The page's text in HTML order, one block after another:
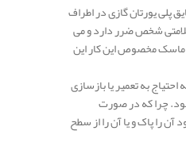
پلی یورتان گازی در اطراف
شخص ضرر دارد و می
مخصوص این کار این
به تعمیر یا بازسازی
چرا که در صورت
را پاک و یا آن را از سطح